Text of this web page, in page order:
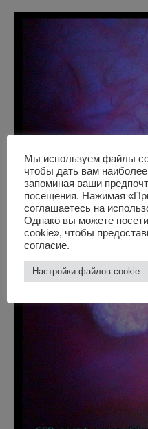
Мы используем файлы
чтобы дать вам
запоминая ваши
посещения. Нажимая
соглашаетесь на
Однако вы можете
cookie», чтобы
согласие.
Настройки файлов cookie